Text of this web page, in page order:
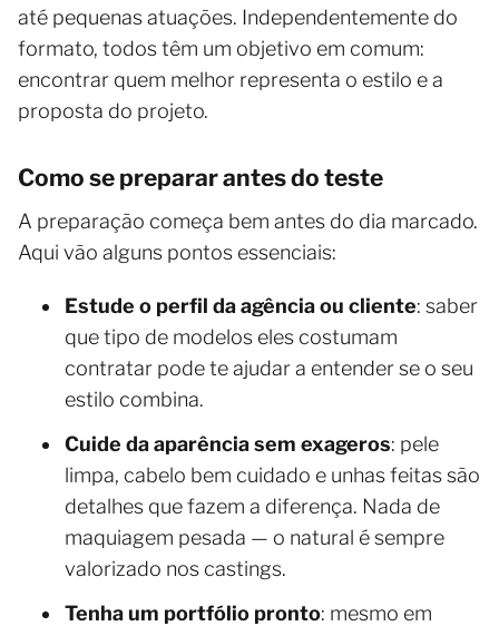
até pequenas atuações. Independentemente do
formato, todos têm um objetivo em comum:
encontrar quem melhor representa o estilo e a
proposta do projeto.
Como se preparar antes do teste
A preparação começa bem antes do dia marcado.
Aqui vão alguns pontos essenciais:
Estude o perfil da agência ou cliente: saber
que tipo de modelos eles costumam
contratar pode te ajudar a entender se o seu
estilo combina.
Cuide da aparência sem exageros: pele
limpa, cabelo bem cuidado e unhas feitas são
detalhes que fazem a diferença. Nada de
maquiagem pesada — o natural é sempre
valorizado nos castings.
Tenha um portfólio pronto: mesmo em